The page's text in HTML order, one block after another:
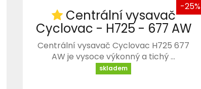
-25%
Centrální vysavač
Cyclovac - H725 - 677 AW
Centrální vysavač Cyclovac H725 677
AW je vysoce výkonný a tichý …
skladem